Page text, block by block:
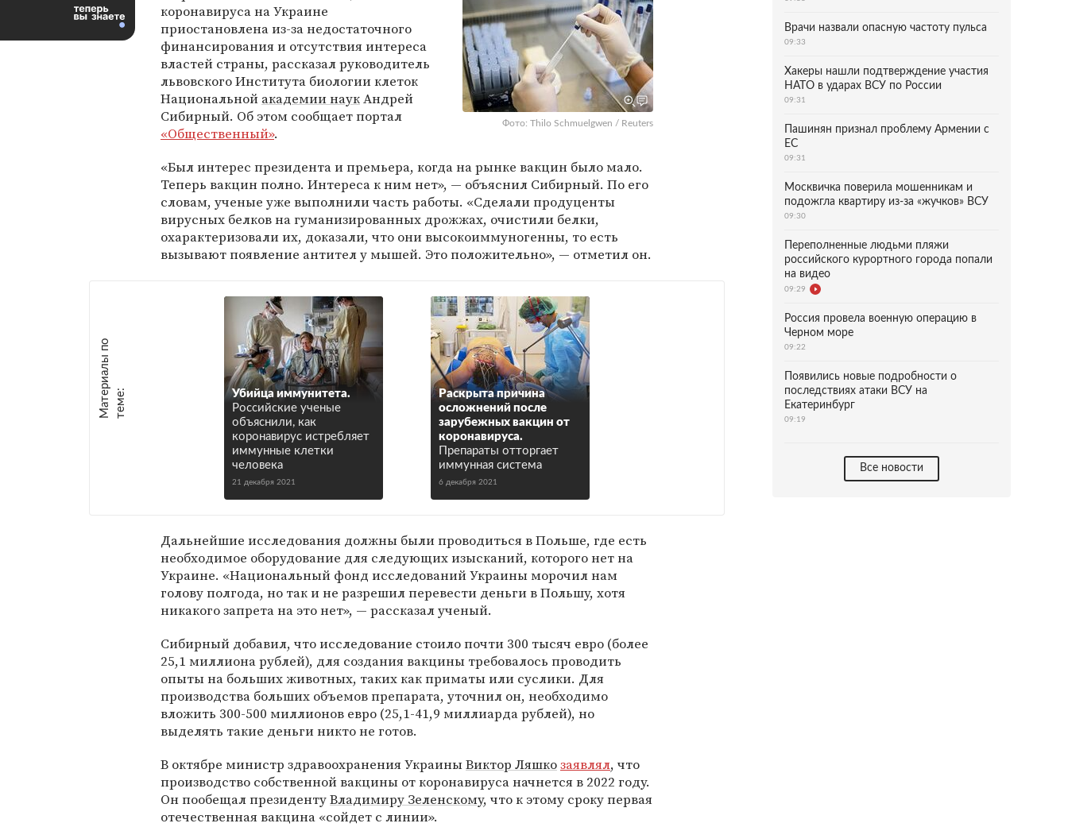
Фото: Thilo Schmuelgwen / Reuters
коронавируса на Украине
приостановлена из-за недостаточного
финансирования и отсутствия интереса
властей страны, рассказал руководитель
львовского Института биологии клеток
Национальной академии наукАндрей
Сибирный. Об этом сообщает портал
«Общественный».
«Был интерес президента и премьера, когда на рынке вакцин было мало.
Теперь вакцин полно. Интереса к ним нет», — объяснил Сибирный. По его
словам, ученые уже выполнили часть работы. «Сделали продуценты
вирусных белков на гуманизированных дрожжах, очистили белки,
охарактеризовали их, доказали, что они высокоиммуногенны, то есть
вызывают появление антител у мышей. Это положительно», — отметил он.
М
а
т е
р
и
а
л
ы
п
о
т
е
м
е :
Убийца иммунитета.
Российские ученые
объяснили, как
коронавирус истребляет
иммунные клетки
человека
21 декабря 2021
Раскрыта причина
осложнений после
зарубежных вакцин от
коронавируса.
Препараты отторгает
иммунная система
6 декабря 2021
Дальнейшие исследования должны были проводиться в Польше, где есть
необходимое оборудование для следующих изысканий, которого нет на
Украине. «Национальный фонд исследований Украины морочил нам
голову полгода, но так и не разрешил перевести деньги в Польшу, хотя
никакого запрета на это нет», — рассказал ученый.
Сибирный добавил, что исследование стоило почти 300 тысяч евро (более
25,1 миллиона рублей), для создания вакцины требовалось проводить
опыты на больших животных, таких как приматы или суслики. Для
производства больших объемов препарата, уточнил он, необходимо
вложить 300-500 миллионов евро (25,1-41,9 миллиарда рублей), но
выделять такие деньги никто не готов.
В октябре министр здравоохранения УкраиныВиктор Ляшкозаявлял, что
производство собственной вакцины от коронавируса начнется в 2022 году.
Он пообещал президентуВладимиру Зеленскому, что к этому сроку первая
отечественная вакцина «сойдет с линии».
Врачи назвали опасную частоту пульса
09:33
Хакеры нашли подтверждение участия
НАТО в ударах ВСУ по России
09:31
Пашинян признал проблему Армении с
ЕС
09:31
Москвичка поверила мошенникам и
подожгла квартиру из-за «жучков» ВСУ
09:30
Переполненные людьми пляжи
российского курортного города попали
на видео
09:29
Россия провела военную операцию в
Черном море
09:22
Появились новые подробности о
последствиях атаки ВСУ на
Екатеринбург
09:19
Все новости